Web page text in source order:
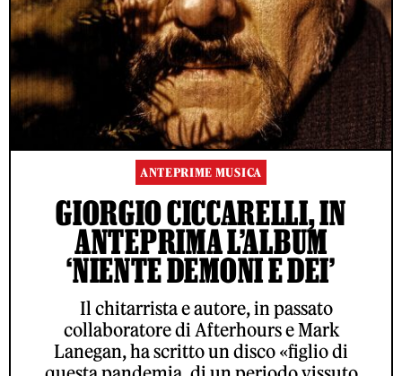
ANTEPRIME MUSICA
GIORGIO CICCARELLI, IN
ANTEPRIMA L’ALBUM
‘NIENTE DEMONI E DEI’
Il chitarrista e autore, in passato
collaboratore di Afterhours e Mark
Lanegan, ha scritto un disco «figlio di